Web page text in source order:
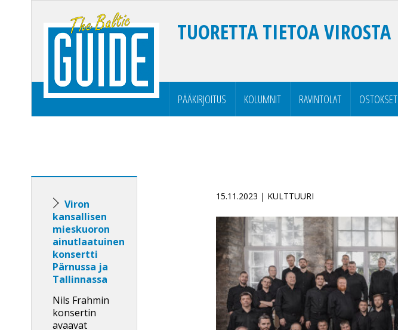
TUORETTA TIETOA VIROSTA
PÄÄKIRJOITUS KOLUMNIT RAVINTOLAT OSTOKSET
Viron
kansallisen
mieskuoron
ainutlaatuinen
konsertti
Pärnussa ja
Tallinnassa
Nils Frahmin
konsertin
avaavat
15.11.2023 | KULTTUURI